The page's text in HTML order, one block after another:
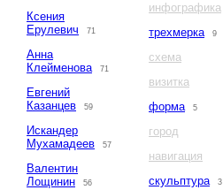
Ксения
Ерулевич
71
Анна
Клейменова
71
Евгений
Казанцев
59
Искандер
Мухамадеев
57
Валентин
Лощинин
56
инфографика
трехмерка
9
схема
визитка
форма
5
город
навигация
скульптура
3